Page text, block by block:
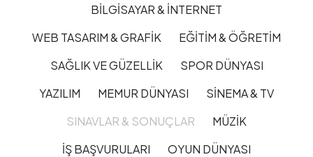
BILGISAYAR & İNTERNET
WEB TASARIM & GRAFIK
EĞITIM & ÖĞRETIM
SAĞLIK VE GÜZELLIK
SPOR DÜNYASI
YAZILIM
MEMUR DÜNYASI
SINEMA & TV
SINAVLAR & SONUÇLAR
MÜZIK
İŞ BAŞVURULARI
OYUN DÜNYASI